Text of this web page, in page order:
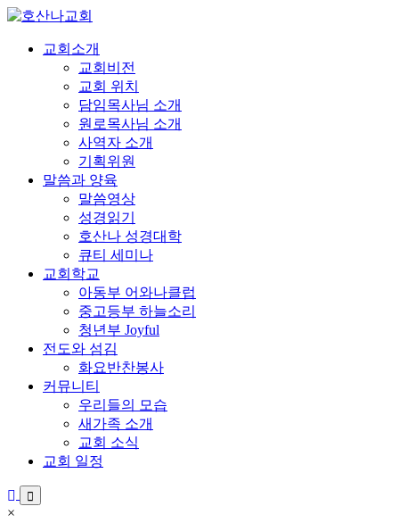
교회소개
교회비전
교회 위치
담임목사님 소개
원로목사님 소개
사역자 소개
기획위원
말씀과 양육
말씀영상
성경읽기
호산나 성경대학
큐티 세미나
교회학교
아동부 어와나클럽
중고등부 하늘소리
청년부 Joyful
전도와 섬김
화요반찬봉사
커뮤니티
우리들의 모습
새가족 소개
교회 소식
교회 일정
×